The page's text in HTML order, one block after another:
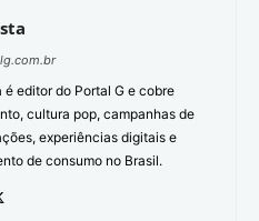
é editor do Portal G e cobre
cultura pop, campanhas de
experiências digitais e
de consumo no Brasil.